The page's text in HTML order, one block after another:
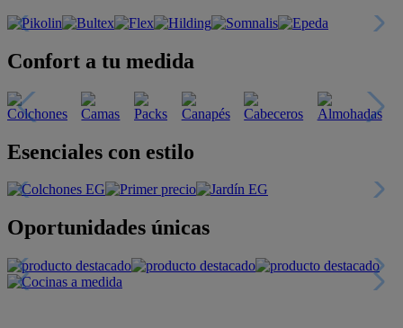
Confort a tu medida
Esenciales con estilo
Oportunidades únicas